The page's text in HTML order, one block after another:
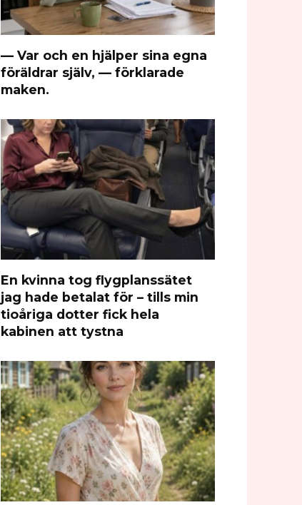
— Var och en hjälper sina egna
föräldrar själv, — förklarade
maken.
En kvinna tog flygplanssätet
jag hade betalat för – tills min
tioåriga dotter fick hela
kabinen att tystna